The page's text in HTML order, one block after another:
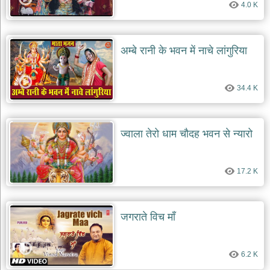
देश
भक्ति
भजन
patriotic
bhajans
खाटू
श्याम
khatu
shaym
bhajans
रानी
सती
दादी
भजन
rani
sati
dadi
bhajans
बावा
लाल
4.0 K
अम्बे रानी के भवन में नाचे लांगुरिया
34.4 K
ज्वाला तेरो धाम चौदह भवन से न्यारो
17.2 K
जगराते विच माँ
6.2 K